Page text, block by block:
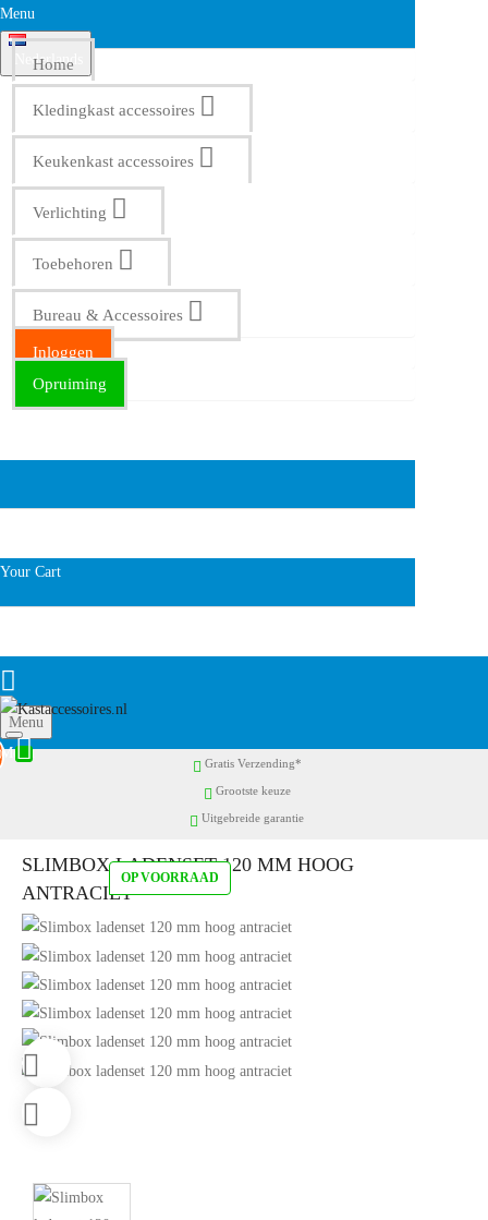
Menu
Nederlands
Home
Kledingkast accessoires
Keukenkast accessoires
Verlichting
Toebehoren
Bureau & Accessoires
Inloggen
Opruiming
Your Cart
Menu
Gratis Verzending*
Grootste keuze
Uitgebreide garantie
SLIMBOX LADENSET 120 MM HOOG
ANTRACIET
OP VOORRAAD